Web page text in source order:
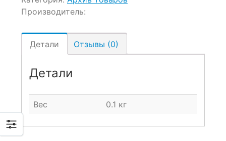
Производитель:
Детали Отзывы (0)
Детали
Вес 0.1 кг